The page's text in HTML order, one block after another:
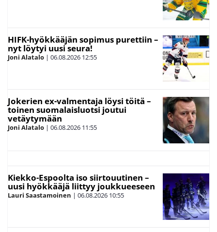
HIFK-hyökkääjän sopimus purettiin –
nyt löytyi uusi seura!
Joni Alatalo | 06.08.2026 12:55
Jokerien ex-valmentaja löysi töitä –
toinen suomalaisluotsi joutui
vetäytymään
Joni Alatalo | 06.08.2026 11:55
Kiekko-Espoolta iso siirtouutinen –
uusi hyökkääjä liittyy joukkueeseen
Lauri Saastamoinen | 06.08.2026 10:55